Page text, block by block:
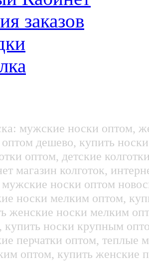
заказов
мужские носки оптом,
дешево, купить
оптом, детские
магазин колготок,
носки оптом
носки мелким оптом,
женские носки мелким
купить носки крупным
перчатки оптом, теплые
оптом, купить женские